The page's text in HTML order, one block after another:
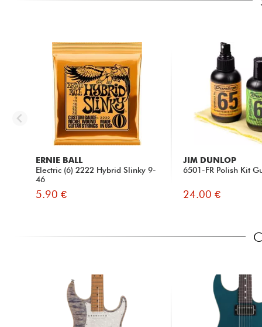
ERNIE BALL
Electric (6) 2222 Hybrid Slinky 9-
46
5.90 €
JIM DUNLOP
6501-FR Polish Kit
24.00 €